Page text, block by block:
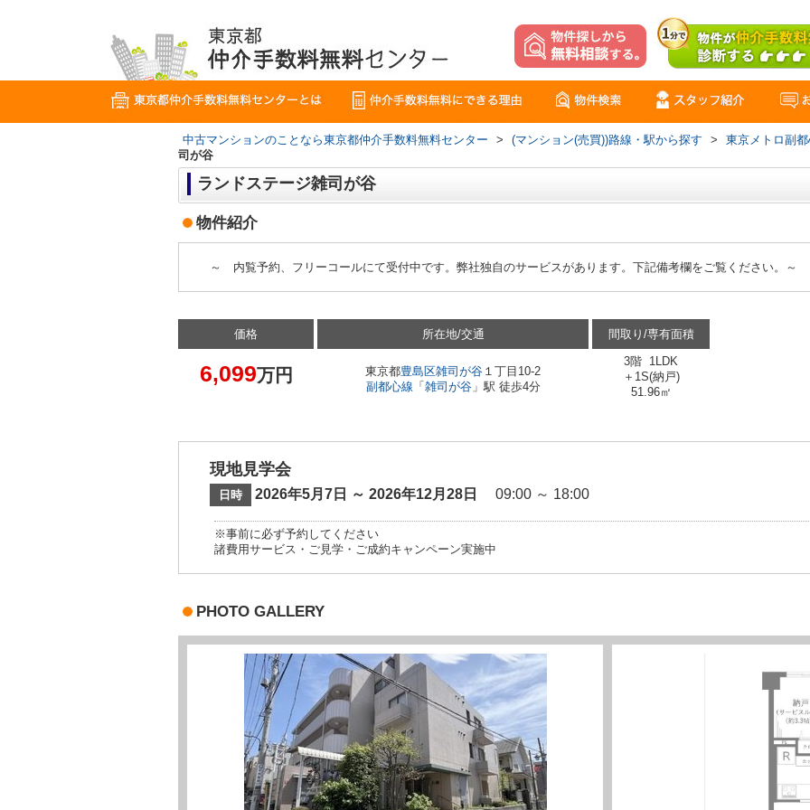
中古マンションのことなら東京都仲介手数料無料センター > (マンション(売買))路線・駅から探す >
東京メトロ副
司が谷
ランドステージ雑司が谷
物件紹介
～ 内覧予約、フリーコールにて受付中です。弊社独自のサービスがあります。下記備考欄をご覧ください。～
価格
6,099万円
所在地/交通
東京都豊島区雑司が谷 １丁目10-2
副都心線 「 雑司が谷」駅 徒歩4分
間取り/専有面積
3階 1LDK
＋1S(納戸)
51.96㎡
現地見学会
日時 2026年5月7日 ～ 2026年12月28日 09:00 ～ 18:00
※事前に必ず予約してください
諸費用サービス・ご見学・ご成約キャンペーン実施中
PHOTO GALLERY